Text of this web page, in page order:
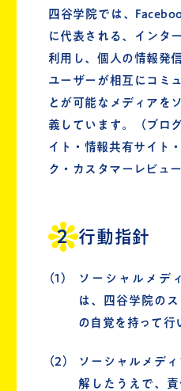
四谷学院では、
に代表される、インタ
利用し、個人の情報発
ユーザーが相互にコミ
とが可能なメディアを
義しています。（ブロ
イト・情報共有サイト
ク・カスタマーレビュー
行動指針
（1）
ソーシャルメデ
は、四谷学院の
の自覚を持って行
（2）
ソーシャルメデ
解したうえで、